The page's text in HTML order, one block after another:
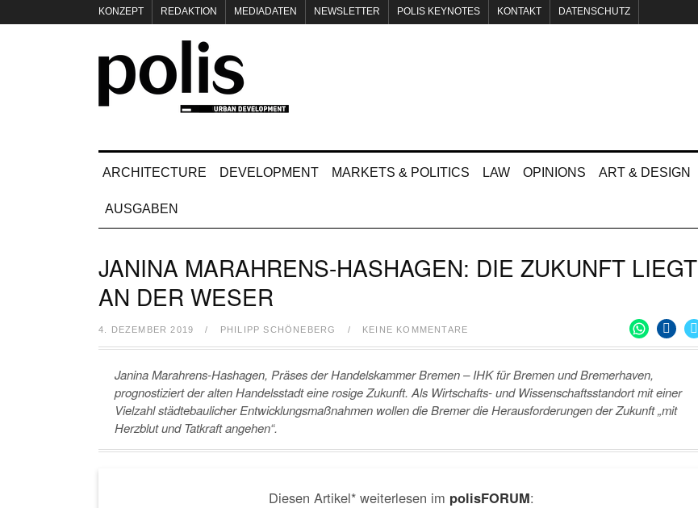
KONZEPT REDAKTION MEDIADATEN NEWSLETTER POLIS KEYNOTES KONTAKT DATENSCHUTZ
ARCHITECTURE DEVELOPMENT MARKETS & POLITICS LAW OPINIONS ART & DESIGN
AUSGABEN
JANINA MARAHRENS-HASHAGEN: DIE ZUKUNFT LIEGT
AN DER WESER
4. DEZEMBER 2019 / PHILIPP SCHÖNEBERG / KEINE KOMMENTARE
Janina Marahrens-Hashagen, Präses der Handelskammer Bremen – IHK für Bremen und Bremerhaven,
prognostiziert der alten Handelsstadt eine rosige Zukunft. Als Wirtschafts- und Wissenschaftsstandort mit einer
Vielzahl städtebaulicher Entwicklungsmaßnahmen wollen die Bremer die Herausforderungen der Zukunft „mit
Herzblut und Tatkraft angehen“.
Diesen Artikel* weiterlesen im polisFORUM: